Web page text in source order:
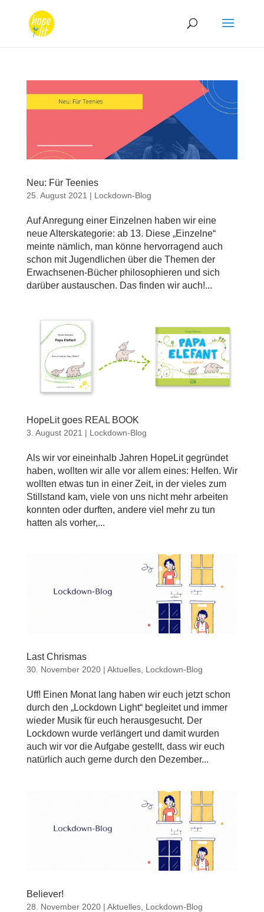
Neu: Für Teenies
25. August 2021 | Lockdown-Blog
Auf Anregung einer Einzelnen haben wir eine
neue Alterskategorie: ab 13. Diese „Einzelne“
meinte nämlich, man könne hervorragend auch
schon mit Jugendlichen über die Themen der
Erwachsenen-Bücher philosophieren und sich
darüber austauschen. Das finden wir auch!...
HopeLit goes REAL BOOK
3. August 2021 | Lockdown-Blog
Als wir vor eineinhalb Jahren HopeLit gegründet
haben, wollten wir alle vor allem eines: Helfen. Wir
wollten etwas tun in einer Zeit, in der vieles zum
Stillstand kam, viele von uns nicht mehr arbeiten
konnten oder durften, andere viel mehr zu tun
hatten als vorher,...
Last Chrismas
30. November 2020| Aktuelles, Lockdown-Blog
Uff! Einen Monat lang haben wir euch jetzt schon
durch den „Lockdown Light“ begleitet und immer
wieder Musik für euch herausgesucht. Der
Lockdown wurde verlängert und damit wurden
auch wir vor die Aufgabe gestellt, dass wir euch
natürlich auch gerne durch den Dezember...
Believer!
28. November 2020| Aktuelles, Lockdown-Blog